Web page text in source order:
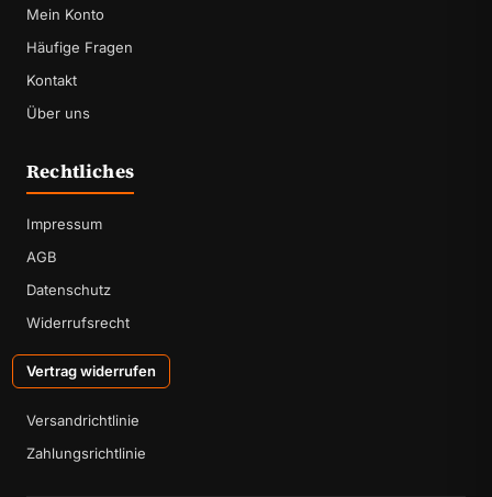
Mein Konto
Häufige Fragen
Kontakt
Über uns
Rechtliches
Impressum
AGB
Datenschutz
Widerrufsrecht
Vertrag widerrufen
Versandrichtlinie
Zahlungsrichtlinie